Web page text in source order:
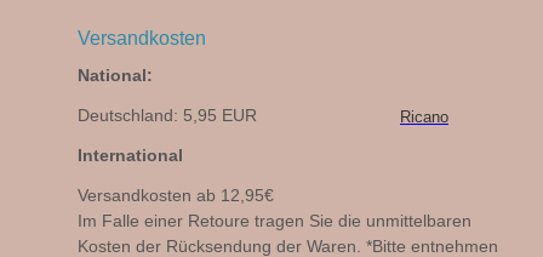
Ricano
Versandkosten
National:
Deutschland: 5,95 EUR
International
Versandkosten ab 12,95€
Im Falle einer Retoure tragen Sie die unmittelbaren
Kosten der Rücksendung der Waren. *Bitte entnehmen